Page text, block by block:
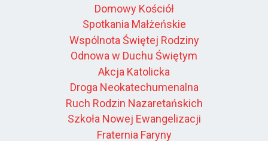
Domowy Kościół
Spotkania Małżeńskie
Wspólnota Świętej Rodziny
Odnowa w Duchu Świętym
Akcja Katolicka
Droga Neokatechumenalna
Ruch Rodzin Nazaretańskich
Szkoła Nowej Ewangelizacji
Fraternia Faryny